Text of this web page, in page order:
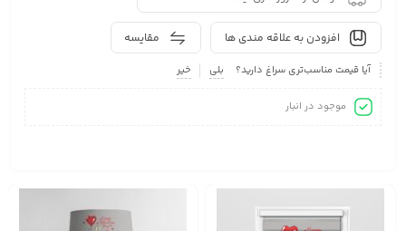
مقایسه افزودن به علاقه مندی ها
آیا قیمت مناسب‌تری سراغ دارید؟ بلی خیر
موجود در انبار